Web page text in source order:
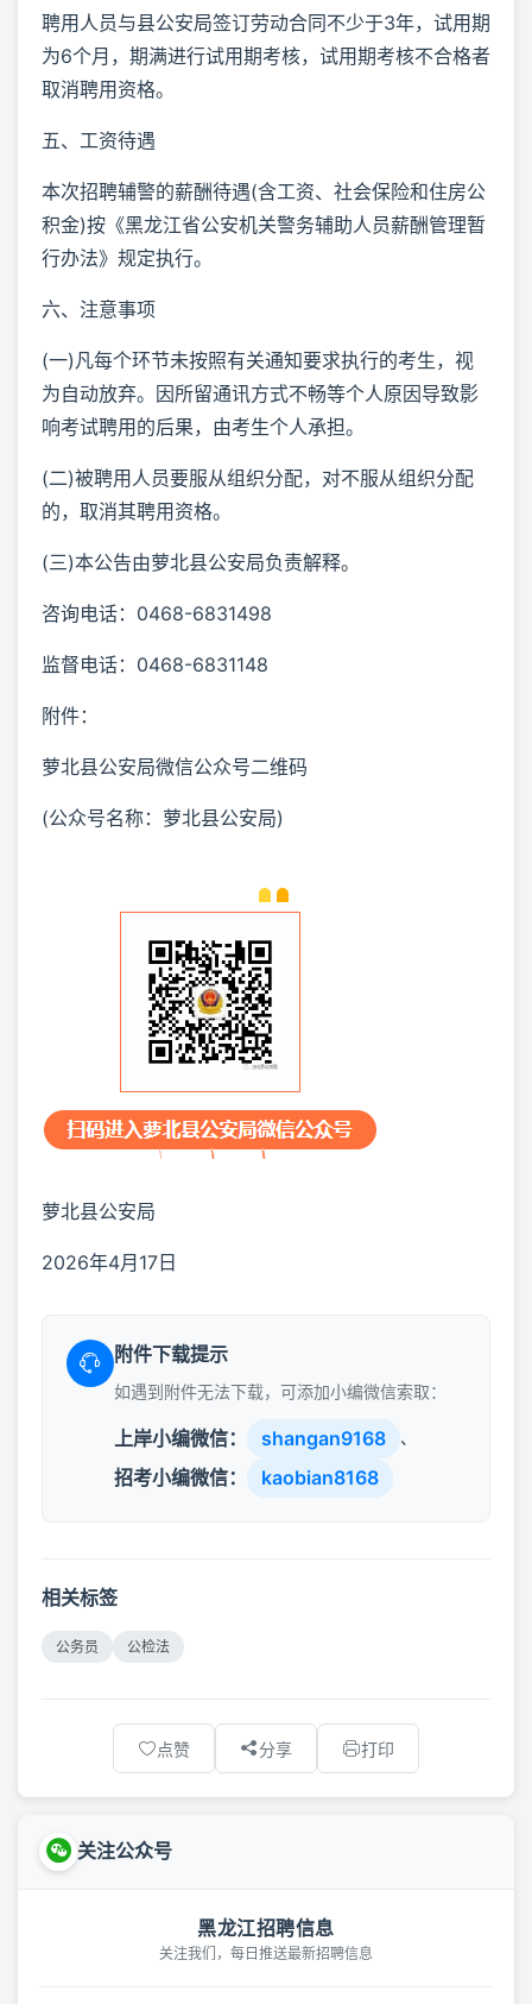
聘用人员与县公安局签订劳动合同不少于3年，试用期
为6个月，期满进行试用期考核，试用期考核不合格者
取消聘用资格。
五、工资待遇
本次招聘辅警的薪酬待遇(含工资、社会保险和住房公
积金)按《黑龙江省公安机关警务辅助人员薪酬管理暂
行办法》规定执行。
六、注意事项
(一)凡每个环节未按照有关通知要求执行的考生，视
为自动放弃。因所留通讯方式不畅等个人原因导致影
响考试聘用的后果，由考生个人承担。
(二)被聘用人员要服从组织分配，对不服从组织分配
的，取消其聘用资格。
(三)本公告由萝北县公安局负责解释。
咨询电话：0468-6831498
监督电话：0468-6831148
附件：
萝北县公安局微信公众号二维码
(公众号名称：萝北县公安局)
萝北县公安局
2026年4月17日
附件下载提示
如遇到附件无法下载，可添加小编微信索取：
上岸小编微信： shangan9168 、
招考小编微信： kaobian8168
相关标签
公务员 公检法
点赞 分享 打印
关注公众号
黑龙江招聘信息
关注我们，每日推送最新招聘信息